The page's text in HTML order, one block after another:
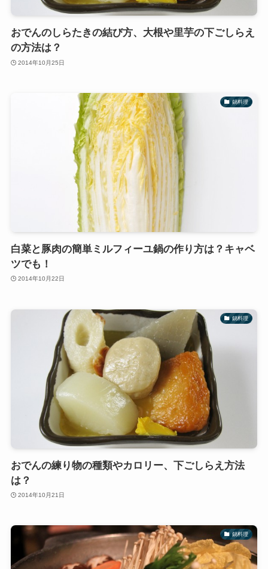
おでんのしらたきの結び方、大根や里芋の下ごしらえ
の方法は？
2014年10月25日
鍋料理
白菜と豚肉の簡単ミルフィーユ鍋の作り方は？キャベ
ツでも！
2014年10月22日
鍋料理
おでんの練り物の種類やカロリー、下ごしらえ方法
は？
2014年10月21日
鍋料理